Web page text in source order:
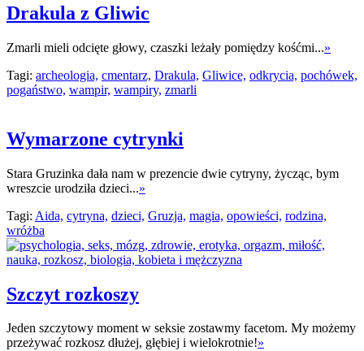
Drakula z Gliwic
Zmarli mieli odcięte głowy, czaszki leżały pomiędzy kośćmi...»
Tagi: archeologia, cmentarz, Drakula, Gliwice, odkrycia, pochówek,
pogaństwo, wampir, wampiry, zmarli
Wymarzone cytrynki
Stara Gruzinka dała nam w prezencie dwie cytryny, życząc, bym
wreszcie urodziła dzieci...»
Tagi: Aida, cytryna, dzieci, Gruzja, magia, opowieści, rodzina,
wróżba
Szczyt rozkoszy
Jeden szczytowy moment w seksie zostawmy facetom. My możemy
przeżywać rozkosz dłużej, głębiej i wielokrotnie!»